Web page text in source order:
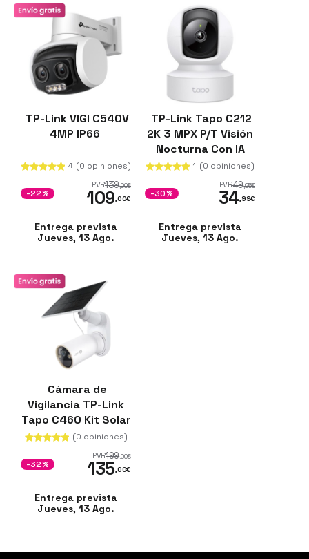
TP-Link VIGI C540V
4MP IP66
4 (0 opiniones)
PVR139,00€
109,00€
-22%
Entrega prevista
Jueves, 13 Ago.
TP-Link Tapo C212
2K 3 MPX P/T Visión
Nocturna Con IA
Blanco
1 (0 opiniones)
PVR49,95€
34,99€
-30%
Entrega prevista
Jueves, 13 Ago.
Cámara de
Vigilancia TP-Link
Tapo C460 Kit Solar
WiFi 4K IP66
Exterior
(0 opiniones)
PVR199,00€
135,00€
-32%
Entrega prevista
Jueves, 13 Ago.